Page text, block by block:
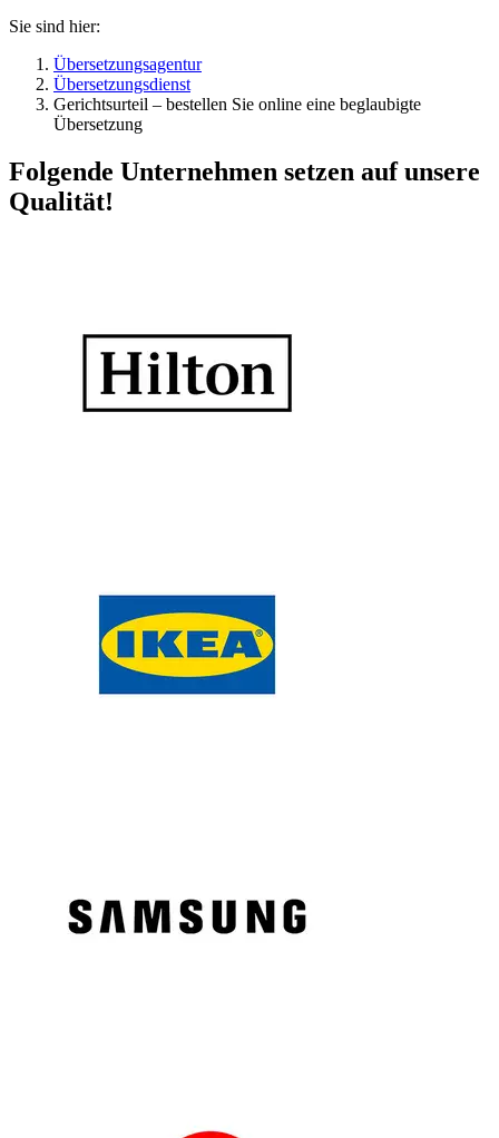
Sie sind hier:
Übersetzungsagentur
Übersetzungsdienst
Gerichtsurteil – bestellen Sie online eine beglaubigte
Übersetzung
Folgende Unternehmen setzen auf unsere
Qualität!